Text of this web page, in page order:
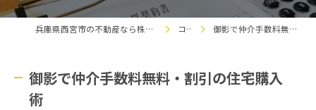
兵庫県西宮市の不動産なら株式会社シフト総合ハウジング コラム 御影で仲介手数料無料・割引の住宅購入術
御影で仲介手数料無料・割引の住宅購入
術